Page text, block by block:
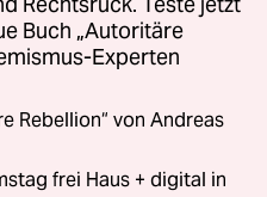
Buch „Autoritäre
Experten
Rebellion“ von Andreas
frei Haus + digital in